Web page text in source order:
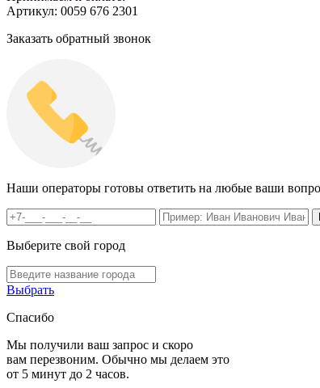
Артикул: 0059 676 2301
Заказать обратный звонок
Наши операторы готовы ответить на любые ваши
Выберите свой город
Выбрать
Спасибо
Мы получили ваш запрос и скоро
вам перезвоним. Обычно мы делаем это
от 5 минут до 2 часов.